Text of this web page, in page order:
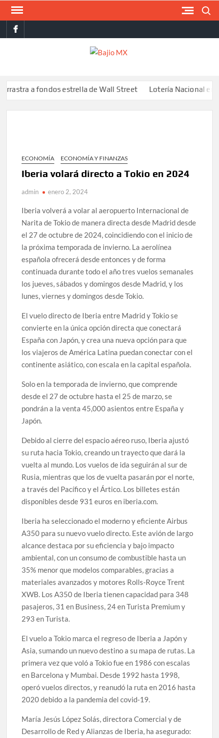
Saltar
contenidofacebook
a fondos estrella de Wall Street Lotería Nacional emite
ECONOMÍA ECONOMÍA Y FINANZAS
Iberia volará directo a Tokio en 2024
admin enero 2, 2024
Iberia volverá a volar al aeropuerto Internacional de
Narita de Tokio de manera directa desde Madrid desde
el 27 de octubre de 2024, coincidiendo con el inicio de
la próxima temporada de invierno. La aerolínea
española ofrecerá desde entonces y de forma
continuada durante todo el año tres vuelos semanales
los jueves, sábados y domingos desde Madrid, y los
lunes, viernes y domingos desde Tokio.
El vuelo directo de Iberia entre Madrid y Tokio se
convierte en la única opción directa que conectará
España con Japón, y crea una nueva opción para que
los viajeros de América Latina puedan conectar con el
continente asiático, con escala en la capital española.
Solo en la temporada de invierno, que comprende
desde el 27 de octubre hasta el 25 de marzo, se
pondrán a la venta 45,000 asientos entre España y
Japón.
Debido al cierre del espacio aéreo ruso, Iberia ajustó
su ruta hacia Tokio, creando un trayecto que dará la
vuelta al mundo. Los vuelos de ida seguirán al sur de
Rusia, mientras que los de vuelta pasarán por el norte,
a través del Pacífico y el Ártico. Los billetes están
disponibles desde 931 euros en iberia.com.
Iberia ha seleccionado el moderno y eficiente Airbus
A350 para su nuevo vuelo directo. Este avión de largo
alcance destaca por su eficiencia y bajo impacto
ambiental, con un consumo de combustible hasta un
35% menor que modelos comparables, gracias a
materiales avanzados y motores Rolls-Royce Trent
XWB. Los A350 de Iberia tienen capacidad para 348
pasajeros, 31 en Business, 24 en Turista Premium y
293 en Turista.
El vuelo a Tokio marca el regreso de Iberia a Japón y
Asia, sumando un nuevo destino a su mapa de rutas. La
primera vez que voló a Tokio fue en 1986 con escalas
en Barcelona y Mumbai. Desde 1992 hasta 1998,
operó vuelos directos, y reanudó la ruta en 2016 hasta
2020 debido a la pandemia del covid-19.
María Jesús López Solás, directora Comercial y de
Desarrollo de Red y Alianzas de Iberia, ha asegurado: